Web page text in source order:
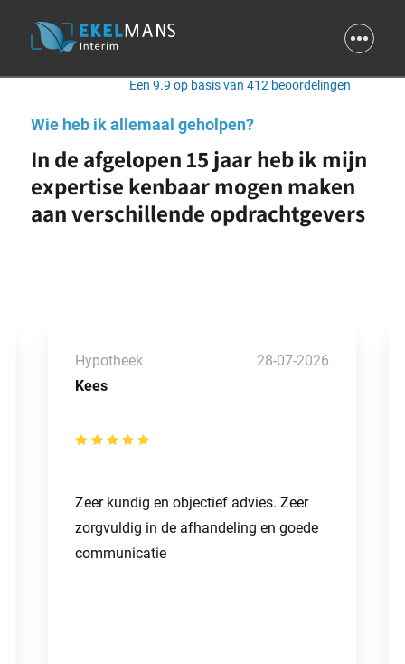
Wie heb ik allemaal geholpen?
In de afgelopen 15 jaar heb ik mijn
expertise kenbaar mogen maken
aan verschillende opdrachtgevers
9.9
Een 9.9 op basis van 412 beoordelingen
Kees
Hypotheek 28-07-2026
Zeer kundig en objectief advies. Zeer
zorgvuldig in de afhandeling en goede
communicatie